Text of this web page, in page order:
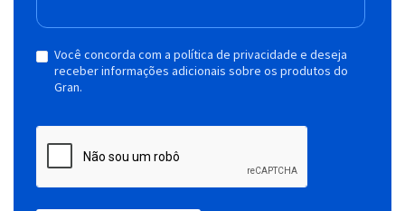
Você concorda com a política de privacidade e deseja
receber informações adicionais sobre os produtos do
Gran.